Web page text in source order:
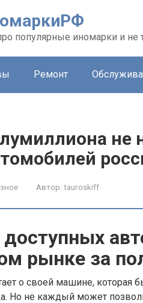
популярные иномарки и не
Ремонт
не
Автор: tauroskiff
рынке за
о своей машине, которая
Но не каждый может